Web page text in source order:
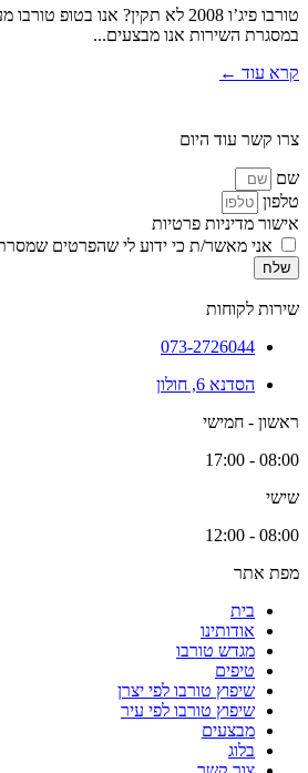
טורבו פיג’ו 2008 לא תקין? אנו
במסגרת השירות אנו מבצעים...
קרא עוד ←
צרו קשר עוד היום
שם
טלפון
אישור מדיניות פרטיות
אני מאשר/ת כי ידוע לי שהפרטים שמסרתי יישמרו
שלח
שירות לקוחות
073-2726044
הסדנא 6, חולון
ראשון - חמישי
08:00 - 17:00
שישי
08:00 - 12:00
מפת אתר
בית
אודותינו
מגדש טורבו
טיפים
שיפוץ טורבו לפי יצרן
שיפוץ טורבו לפי עיר
מבצעים
בלוג